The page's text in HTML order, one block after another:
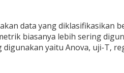
data yang diklasifikasikan
biasanya lebih sering
yaitu Anova, uji-T,